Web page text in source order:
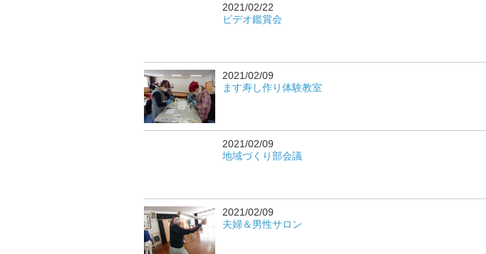
2021/02/22
ビデオ鑑賞会
2021/02/09
ます寿し作り体験教室
2021/02/09
地域づくり部会議
2021/02/09
夫婦＆男性サロン